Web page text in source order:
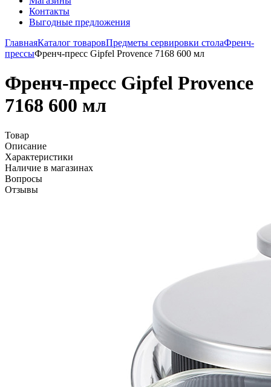
Контакты
Выгодные предложения
ГлавнаяКаталог товаровПредметы сервировки столаФренч-
прессыФренч-пресс Gipfel Provence 7168 600 мл
Френч-пресс Gipfel Provence
7168 600 мл
Товар
Описание
Характеристики
Наличие в магазинах
Вопросы
Отзывы